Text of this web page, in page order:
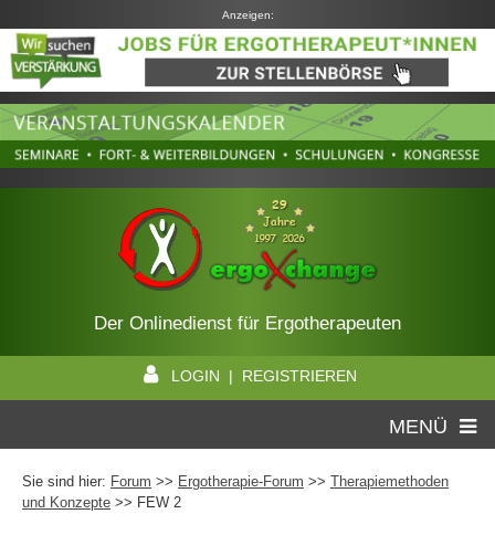
Anzeigen:
Der Onlinedienst für Ergotherapeuten
LOGIN | REGISTRIEREN
MENÜ
Sie sind hier: Forum >> Ergotherapie-Forum >> Therapiemethoden
und Konzepte >> FEW 2